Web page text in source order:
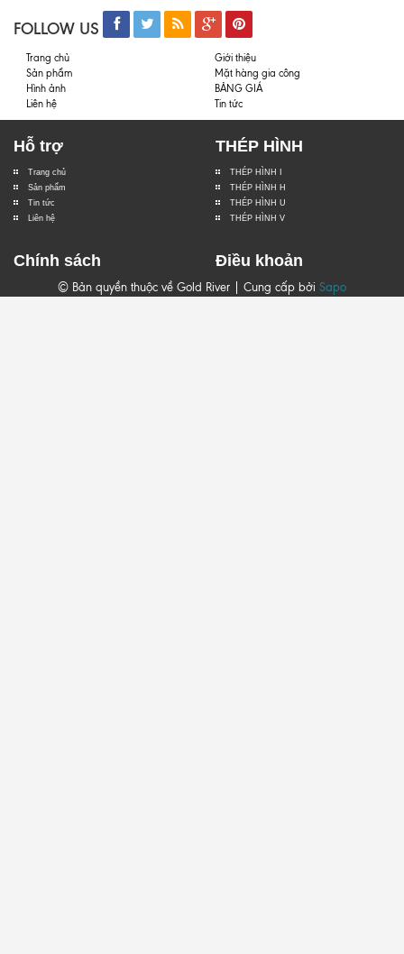
FOLLOW US
Trang chủ
Giới thiệu
Sản phẩm
Mặt hàng gia công
Hình ảnh
BẢNG GIÁ
Liên hệ
Tin tức
Hỗ trợ
Trang chủ
Sản phẩm
Tin tức
Liên hệ
THÉP HÌNH
THÉP HÌNH I
THÉP HÌNH H
THÉP HÌNH U
THÉP HÌNH V
Chính sách Điều khoản
© Bản quyền thuộc về Gold River | Cung cấp bởi Sapo